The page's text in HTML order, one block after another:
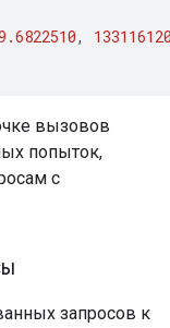
,
вызовов
попыток,
с
запросов к